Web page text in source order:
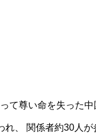
て尊い命を失った
、 関係者約30人が